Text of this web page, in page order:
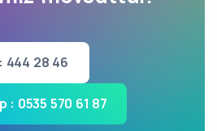
444 28 46
: 0535 570 61 87